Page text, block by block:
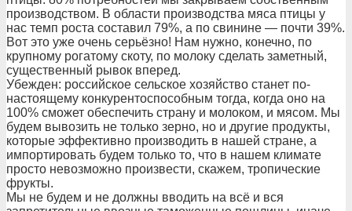
производством. В области производства мяса птицы у
нас темп роста составил 79%, а по свинине — почти 39%.
Вот это уже очень серьёзно! Нам нужно, конечно, по
крупному рогатому скоту, по молоку сделать заметный,
существенный рывок вперед.
Убежден: российское сельское хозяйство станет по-
настоящему конкурентоспособным тогда, когда оно на
100% сможет обеспечить страну и молоком, и мясом. Мы
будем вывозить не только зерно, но и другие продукты,
которые эффективно производить в нашей стране, а
импортировать будем только то, что в нашем климате
просто невозможно произвести, скажем, тропические
фрукты.
Мы не будем и не должны вводить на всё и вся